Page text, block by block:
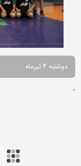
دوشنبه 4 تیرماه
-